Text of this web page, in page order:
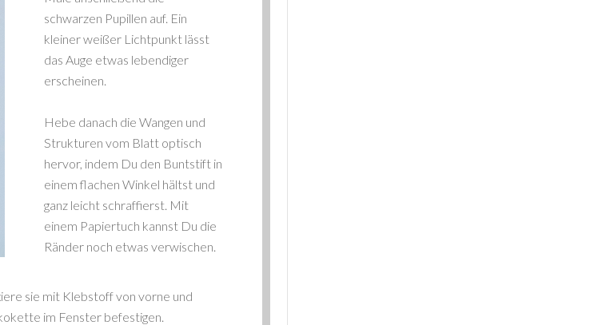
schwarzen Pupillen auf. Ein
kleiner weißer Lichtpunkt lässt
das Auge etwas lebendiger
erscheinen.
Hebe danach die Wangen und
Strukturen vom Blatt optisch
hervor, indem Du den Buntstift in
einem flachen Winkel hältst und
ganz leicht schraffierst. Mit
einem Papiertuch kannst Du die
Ränder noch etwas verwischen.
sie mit Klebstoff von vorne und
im Fenster befestigen.